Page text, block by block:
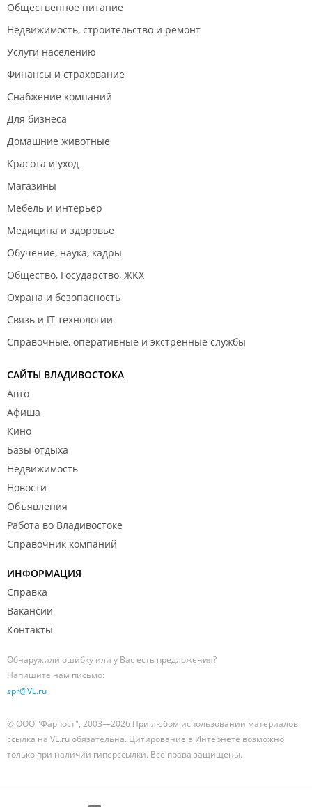
Общественное питание
Недвижимость, строительство и ремонт
Услуги населению
Финансы и страхование
Снабжение компаний
Для бизнеса
Домашние животные
Красота и уход
Магазины
Мебель и интерьер
Медицина и здоровье
Обучение, наука, кадры
Общество, Государство, ЖКХ
Охрана и безопасность
Связь и IT технологии
Справочные, оперативные и экстренные службы
САЙТЫ ВЛАДИВОСТОКА
Авто
Афиша
Кино
Базы отдыха
Недвижимость
Новости
Объявления
Работа во Владивостоке
Справочник компаний
ИНФОРМАЦИЯ
Справка
Вакансии
Контакты
Обнаружили ошибку или у Вас есть предложения?
Напишите нам письмо:
spr@VL.ru
© ООО "Фарпост", 2003—2026 При любом использовании материалов
ссылка на VL.ru обязательна. Цитирование в Интернете возможно
только при наличии гиперссылки. Все права защищены.